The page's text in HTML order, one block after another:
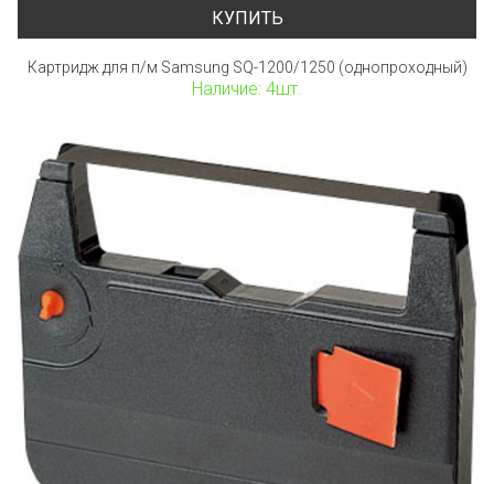
КУПИТЬ
Картридж для п/м Samsung SQ-1200/1250 (однопроходный)
Наличие: 4шт.